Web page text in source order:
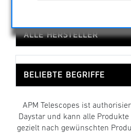
ALLE HERSTELLER
BELIEBTE BEGRIFFE
APM Telescopes ist
Daystar und kann alle
gezielt nach gewünschten